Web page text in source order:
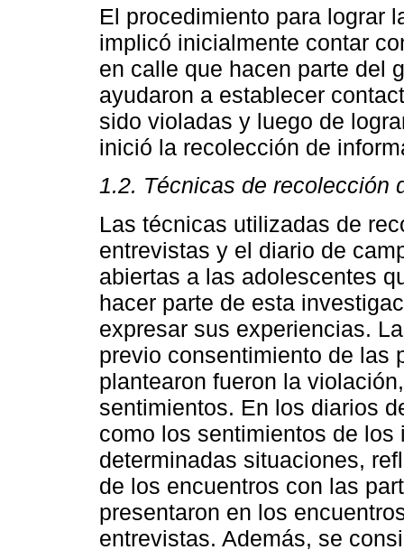
El procedimiento para lograr
implicó inicialmente contar
en calle que hacen parte del
ayudaron a establecer
sido violadas y luego de
inició la recolección de
1.2. Técnicas de recolección
Las técnicas utilizadas de
entrevistas y el diario de
abiertas a las adolescentes
hacer parte de esta
expresar sus experiencias.
previo consentimiento de las
plantearon fueron la
sentimientos. En los diarios
como los sentimientos de
determinadas situaciones,
de los encuentros con las
presentaron en los
entrevistas. Además, se